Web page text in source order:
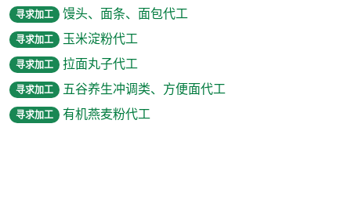
寻求加工 馒头、面条、面包代工
寻求加工 玉米淀粉代工
寻求加工 拉面丸子代工
寻求加工 五谷养生冲调类、方便面代工
寻求加工 有机燕麦粉代工